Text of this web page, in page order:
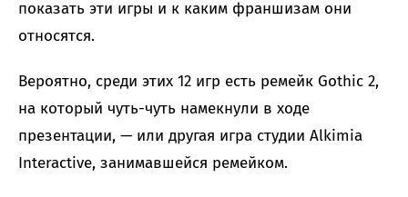
показать эти игры и к каким франшизам они
относятся.
Вероятно, среди этих 12 игр есть ремейк Gothic 2,
на который чуть-чуть намекнули в ходе
презентации, — или другая игра студии Alkimia
Interactive, занимавшейся ремейком.